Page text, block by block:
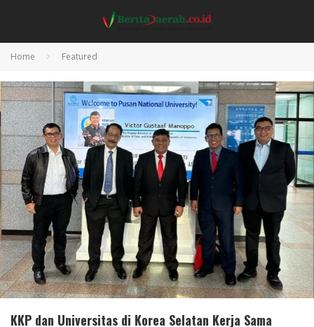
Home Featured
KKP dan Universitas di Korea Selatan Kerja Sama